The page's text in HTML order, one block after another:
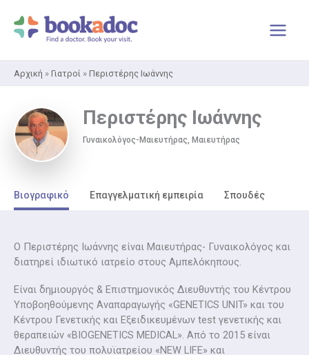
στο
περιεχόμενο
Αρχική » Γιατροί » Περιστέρης Ιωάννης
Περιστέρης Ιωάννης
Γυναικολόγος-Μαιευτήρας, Μαιευτήρας
Βιογραφικό Επαγγελματική εμπειρία Σπουδές
Ο Περιστέρης Ιωάννης είναι Μαιευτήρας- Γυναικολόγος και
διατηρεί ιδιωτικό ιατρείο στους Αμπελόκηπους.
Είναι δημιουργός & Επιστημονικός Διευθυντής του Κέντρου
Υποβοηθούμενης Αναπαραγωγής «GENETICS UNIT» και του
Κέντρου Γενετικής και Εξειδικευμένων test γενετικής και
θεραπειών «BIOGENETICS MEDICAL». Από το 2015 είναι
Διευθυντής του πολυϊατρείου «NEW LIFE» και